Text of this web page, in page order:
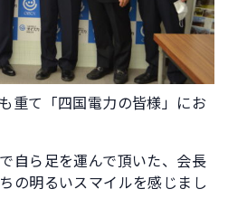
重て「四国電力の皆様」にお
自ら足を運んで頂いた、会長
の明るいスマイルを感じまし